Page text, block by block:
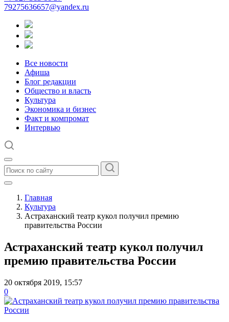
79275636657@yandex.ru
Все новости
Афиша
Блог редакции
Общество и власть
Культура
Экономика и бизнес
Факт и компромат
Интервью
Главная
Культура
Астраханский театр кукол получил премию
правительства России
Астраханский театр кукол получил
премию правительства России
20 октября 2019, 15:57
0